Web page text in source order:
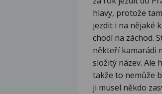
hlavy, protože
jezdit i na nějaké
chodí na záchod.
někteří kamarádi
složitý název. Ale
takže to nemůže
ji musel někdo